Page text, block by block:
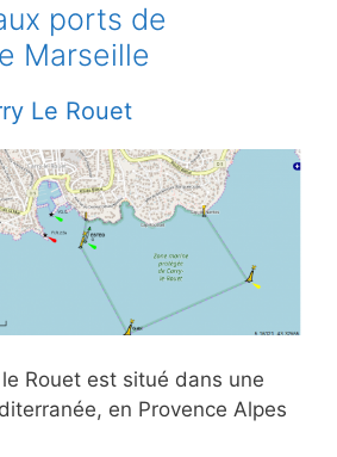
ports de
Marseille
Le Rouet
Rouet est situé dans une
en Provence Alpes